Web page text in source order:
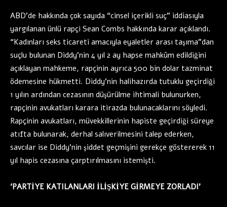
ABD’de hakkında çok sayıda “cinsel içerikli suç” iddiasıyla
yargılanan ünlü rapçi Sean Combs hakkında karar açıklandı.
“Kadınları seks ticareti amacıyla eyaletler arası taşıma”dan
suçlu bulunan Diddy’nin 4 yıl 2 ay hapse mahkûm edildiğini
açıklayan mahkeme, rapçinin ayrıca 500 bin dolar tazminat
ödemesine hükmetti. Diddy’nin halihazırda tutuklu geçirdiği
1 yılın ardından cezasının düşürülme ihtimali bulunurken,
rapçinin avukatları karara itirazda bulunacaklarını söyledi.
Rapçinin avukatları, müvekkillerinin hapiste geçirdiği süreye
atıfta bulunarak, derhal salıverilmesini talep ederken,
savcılar ise Diddy’nin şiddet geçmişini gerekçe göstererek 11
yıl hapis cezasına çarptırılmasını istemişti.
‘PARTİYE KATILANLARI İLİŞKİYE GİRMEYE ZORLADI’